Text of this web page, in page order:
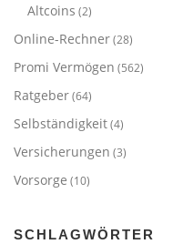
Altcoins (2)
Online-Rechner(28)
Promi Vermögen (562)
Ratgeber(64)
Selbständigkeit(4)
Versicherungen (3)
Vorsorge (10)
SCHLAGWÖRTER